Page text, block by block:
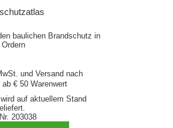
baulichen Brandschutz in
Ordern
und Versand nach
ab € 50 Warenwert
auf aktuellem Stand
203038